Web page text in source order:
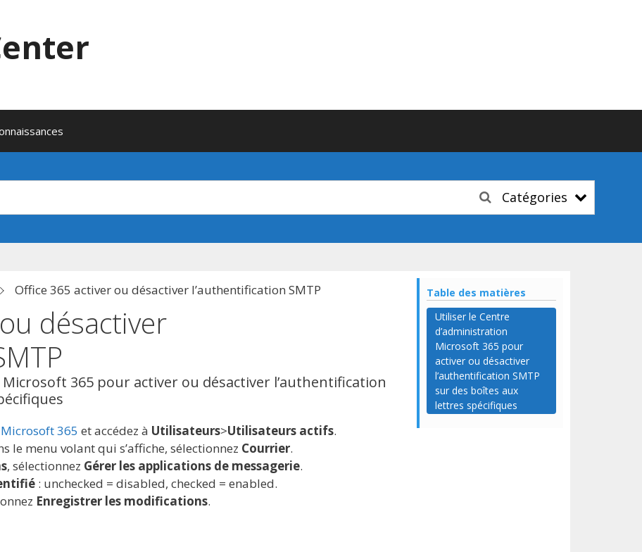
Catégories
Office 365 activer ou désactiver l’authentification SMTP
désactiver
365 pour activer ou désactiver l’authentification
365 et accédez à Utilisateurs>Utilisateurs actifs.
le menu volant qui s’affiche, sélectionnez Courrier.
, sélectionnez Gérer les applications de messagerie.
: unchecked = disabled, checked = enabled.
Enregistrer les modifications.
Table des matières
Utiliser le Centre
d’administration
Microsoft 365 pour
activer ou désactiver
l’authentification SMTP
sur des boîtes aux
lettres spécifiques